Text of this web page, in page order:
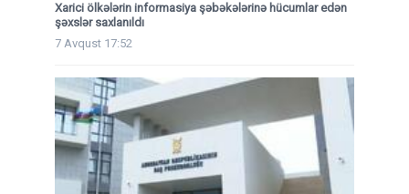
Xarici ölkələrin informasiya şəbəkələrinə hücumlar edən
şəxslər saxlanıldı
7 Avqust 17:52